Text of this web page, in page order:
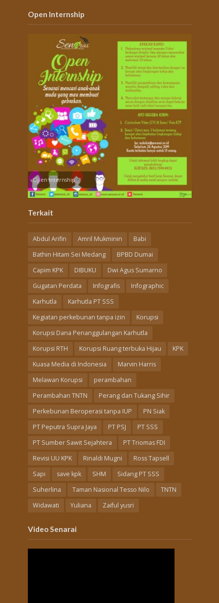
Open Internship
Open Internship
Terkait
Abdul Arifin Amril Mukminin
Babi
Bathin Hitam Sei Medang
BPBD Dumai
Capim KPK
DIBUKU
Dwi Agus Sumarno
Gugatan Perdata
Infografis
Infographic
Karhutla
Karhutla PT SSS
Kegiatan perkebunan tanpa izin
Korupsi
Korupsi Dana Penanggulangan Karhutla
Korupsi RTH
Korupsi Ruang terbuka Hijau
KPK
Kuasa Media di Indonesia
Marvin Harris
Melawan Korupsi
perambahan
Perambahan TNTN
Perang dan Tukang Sihir
Perkebunan Beroperasi tanpa IUP
PN Siak
PT Peputra Supra Jaya
PT PSJ
PT SSS
PT Sumber Sawit Sejahtera
PT Triomas FDI
Revisi UU KPK
Rinaldi Mugni
Ross Tapsell
Sapi
save kpk SHM
Sidang PT SSS
Suherlina
Taman Nasional Tesso Nilo
TNTN
Widawati
Yuliana Zaiful yusri
Video Senarai